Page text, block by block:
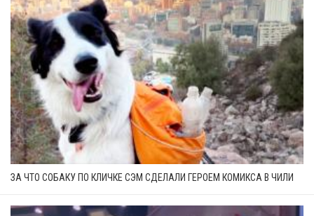
ЗА ЧТО СОБАКУ ПО КЛИЧКЕ СЭМ СДЕЛАЛИ ГЕРОЕМ КОМИКСА В ЧИЛИ